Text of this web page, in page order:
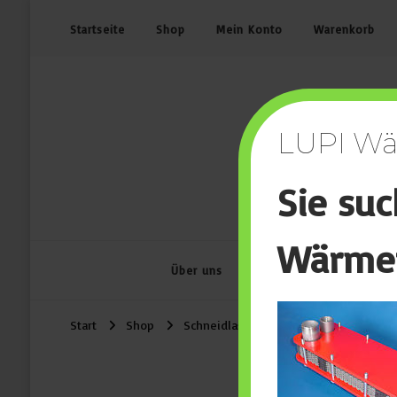
Startseite Shop Mein Konto Warenkorb
Über uns Maschinenangebot
Start Shop Schneidlaser SF-Laser LD-3015HD
LUPI
Sie